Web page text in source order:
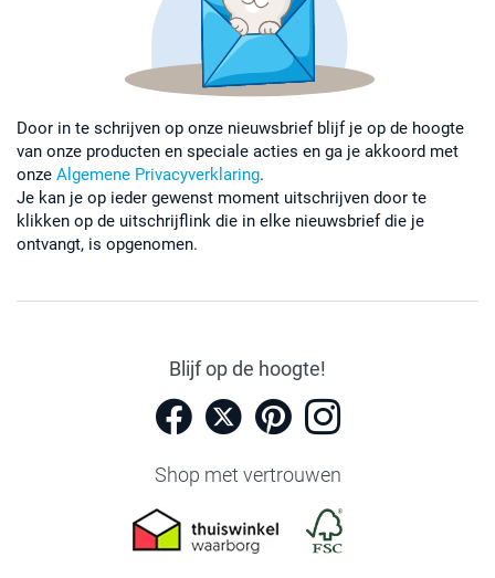
Door in te schrijven op onze nieuwsbrief blijf je op de hoogte
van onze producten en speciale acties en ga je akkoord met
onze Algemene Privacyverklaring.
Je kan je op ieder gewenst moment uitschrijven door te
klikken op de uitschrijflink die in elke nieuwsbrief die je
ontvangt, is opgenomen.
Blijf op de hoogte!
Shop met vertrouwen